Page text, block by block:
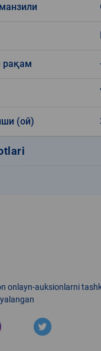
рақам
(ой)
onlayn-auksionlarni